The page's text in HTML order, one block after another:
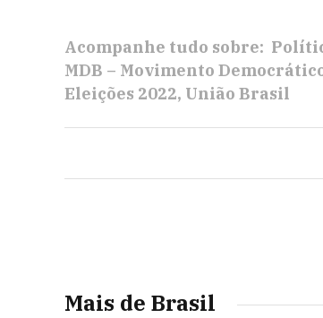
Acompanhe tudo sobre:
MDB – Movimento
Eleições 2022 União Brasil
Mais de Brasil